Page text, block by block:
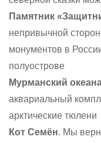
Памятник
непривычной
монументов в
полуострове
Мурманский
аквариальный
арктические тюлени
Кот Семён. Мы